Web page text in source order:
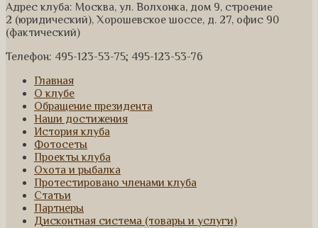
Адрес клуба: Москва, ул. Волхонка, дом 9, строение
2 (юридический), Хорошевское шоссе, д. 27, офис 90
(фактический)
Телефон: 495-123-53-75; 495-123-53-76
Главная
О клубе
Обращение президента
Наши достижения
История клуба
Фотосеты
Проекты клуба
Охота и рыбалка
Протестировано членами клуба
Статьи
Партнеры
Дисконтная система (товары и услуги)